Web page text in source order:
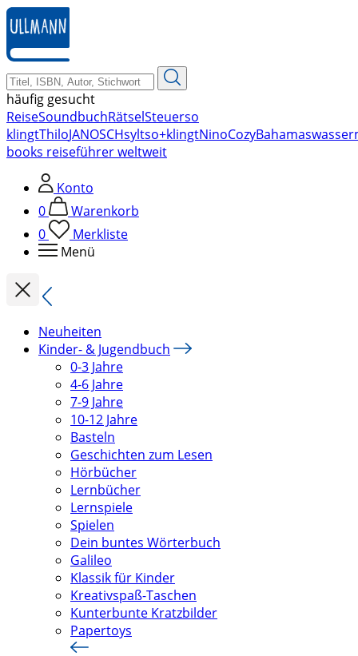
zum
Hauptinhalt
springen
häufig gesucht
ReiseSoundbuchRätselSteuerso
klingtThiloJANOSCHsyltso+klingtNinoCozyBahamas
books reiseführer weltweit
Konto
0
Warenkorb
0
Merkliste
Menü
Neuheiten
Kinder- & Jugendbuch
0-3 Jahre
4-6 Jahre
7-9 Jahre
10-12 Jahre
Basteln
Geschichten zum Lesen
Hörbücher
Lernbücher
Lernspiele
Spielen
Dein buntes Wörterbuch
Galileo
Klassik für Kinder
Kreativspaß-Taschen
Kunterbunte Kratzbilder
Papertoys